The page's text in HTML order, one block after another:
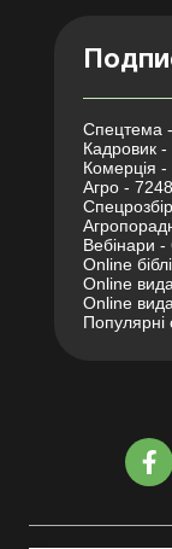
Спецтема -
Кадровик -
Комерція -
Агро - 7248
Вебінари -
Online
Online
Online
Популярні